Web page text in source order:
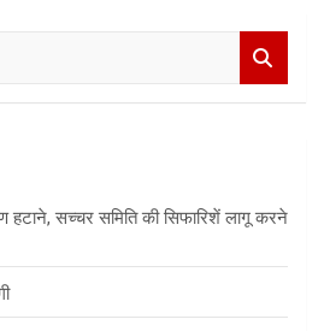
हटाने, सच्चर समिति की सिफारिशें लागू करने